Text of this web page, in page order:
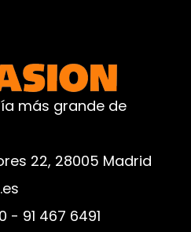
más grande de
22, 28005 Madrid
- 91 467 6491